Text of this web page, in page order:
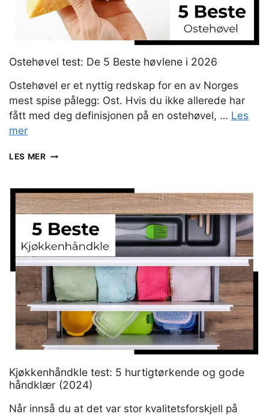
Ostehøvel test: De 5 Beste høvlene i 2026
Ostehøvel er et nyttig redskap for en av Norges
mest spise pålegg: Ost. Hvis du ikke allerede har
fått med deg definisjonen på en ostehøvel, … Les
mer
LES MEROSTEHØVEL
5
BESTE
HØVLENE
2026
Kjøkkenhåndkle test: 5 hurtigtørkende og gode
håndklær (2024)
Når innså du at det var stor kvalitetsforskjell på